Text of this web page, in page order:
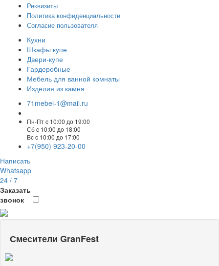
Реквизиты
Политика конфиденциальности
Согласие пользователя
Кухни
Шкафы купе
Двери-купе
Гардеробные
Мебель для ванной комнаты
Изделия из камня
71mebel-1@mail.ru
Пн-Пт c 10:00 до 19:00
Сб c 10:00 до 18:00
Вс c 10:00 до 17:00
+7(950) 923-20-00
Написать
Whatsapp
24 / 7
Заказать
звонок
Смесители GranFest